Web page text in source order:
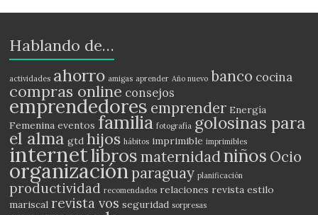
Hablando de…
actividades ahorro amigas aprender Año nuevo banco cocina
compras online consejos
emprendedores emprender Energía
Femenina eventos familia fotografía golosinas para
el alma gtd hijos hábitos imprimible imprimibles
internetlibros maternidadniños Ocio
organizaciónparaguay planificación
productividad recomendados relaciones revista estilo
mariscal revista vos seguridad sorpresas